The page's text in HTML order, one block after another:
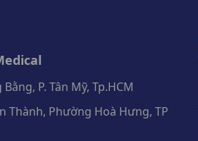
P. Tân Mỹ, Tp.HCM
Thành, Phường Hoà Hưng, TP